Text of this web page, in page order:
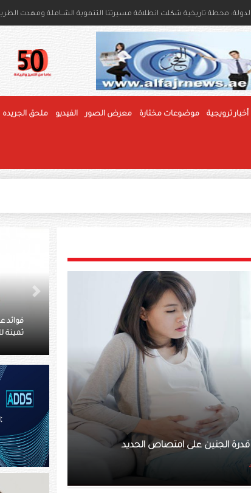
ونائباه يهنئون رئيس بوليفيا وحاكم عام جامايكا بذكرى استقلال بلديهما
أخبار ترويجية موضوعات مختارة معرض الصور الفيديو ملحق الجريده
يقلل من خطر إصابتهم مستقبلا بحساسية الغذاء
3817
فوائد عشبة السنامكي للنساء
ثمينة للغاية
Previous